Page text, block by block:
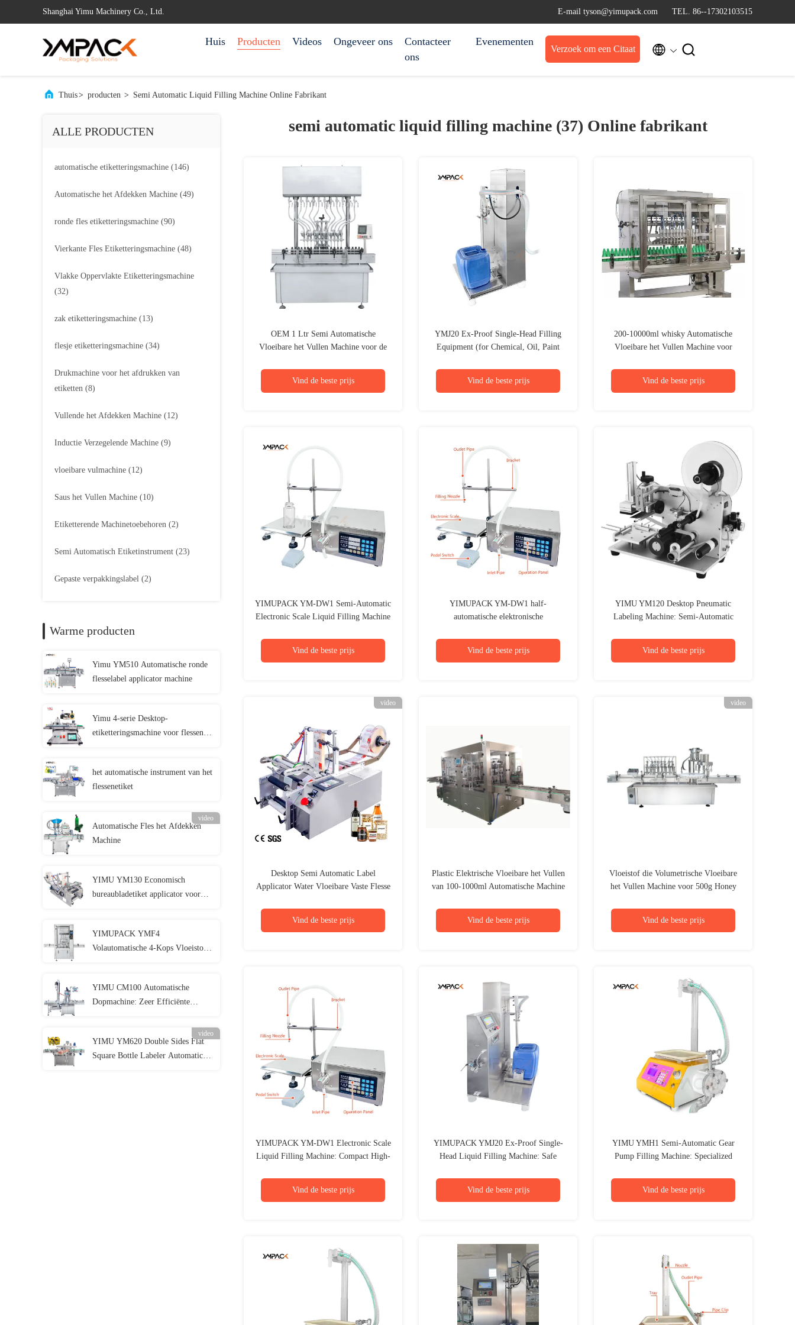
Shanghai Yimu Machinery Co., Ltd. E-mail tyson@yimupack.com TEL. 86--17302103515
Huis Producten Videos Ongeveer ons
Contacteer
ons
Evenementen
Verzoek om een Citaat  
Thuis> producten > Semi Automatic Liquid Filling Machine Online Fabrikant
ALLE PRODUCTEN
automatische etiketteringsmachine (146)
Automatische het Afdekken Machine (49)
ronde fles etiketteringsmachine (90)
Vierkante Fles Etiketteringsmachine (48)
Vlakke Oppervlakte Etiketteringsmachine
(32)
zak etiketteringsmachine (13)
flesje etiketteringsmachine (34)
Drukmachine voor het afdrukken van
etiketten (8)
Vullende het Afdekken Machine (12)
Inductie Verzegelende Machine (9)
vloeibare vulmachine (12)
Saus het Vullen Machine (10)
Etiketterende Machinetoebehoren (2)
Semi Automatisch Etiketinstrument (23)
Gepaste verpakkingslabel (2)
Warme producten
Yimu YM510 Automatische ronde
flesselabel applicator machine
Yimu 4-serie Desktop-
etiketteringsmachine voor flessen,
het automatische instrument van het
flessenetiket
video
Automatische Fles het Afdekken
Machine
YIMU YM130 Economisch
bureaubladetiket applicator voor
YIMUPACK YMF4
Volautomatische 4-Kops Vloeistof
Oplossing
YIMU CM100 Automatische
Dopmachine: Zeer Efficiënte
video
YIMU YM620 Double Sides Flat
Square Bottle Labeler Automatic
semi automatic liquid filling machine (37) Online fabrikant
OEM 1 Ltr Semi Automatische
Vloeibare het Vullen Machine voor de
Vind de beste prijs
YMJ20 Ex-Proof Single-Head Filling
Equipment (for Chemical, Oil, Paint
Vind de beste prijs
200-10000ml whisky Automatische
Vloeibare het Vullen Machine voor
Vind de beste prijs
YIMUPACK YM-DW1 Semi-Automatic
Electronic Scale Liquid Filling Machine
Vind de beste prijs
YIMUPACK YM-DW1 half-
automatische elektronische
Vind de beste prijs
YIMU YM120 Desktop Pneumatic
Labeling Machine: Semi-Automatic
Vind de beste prijs
video
Desktop Semi Automatic Label
Applicator Water Vloeibare Vaste Flesse
gepaard met Datum En Batch Coder
Vind de beste prijs
Plastic Elektrische Vloeibare het Vullen
van 100-1000ml Automatische Machine
Vind de beste prijs
video
Vloeistof die Volumetrische Vloeibare
het Vullen Machine voor 500g Honey
Vind de beste prijs
YIMUPACK YM-DW1 Electronic Scale
Liquid Filling Machine: Compact High-
Vind de beste prijs
YIMUPACK YMJ20 Ex-Proof Single-
Head Liquid Filling Machine: Safe
Vind de beste prijs
YIMU YMH1 Semi-Automatic Gear
Pump Filling Machine: Specialized
Vind de beste prijs